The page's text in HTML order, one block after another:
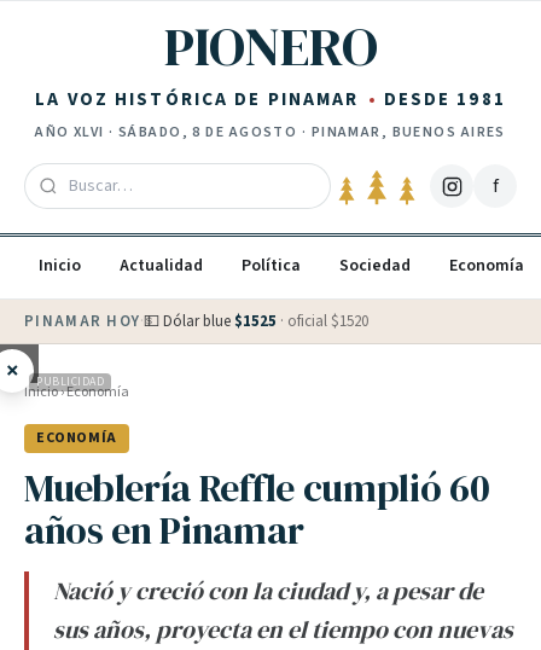
PIONERO
LA VOZ HISTÓRICA DE PINAMAR DESDE 1981
AÑO XLVI · SÁBADO, 8 DE AGOSTO · PINAMAR, BUENOS AIRES
f
Inicio Actualidad Política Sociedad Economía
PINAMAR HOY·💵 Dólar blue $1525 · oficial $1520
× PUBLICIDAD
Inicio›Economía
ECONOMÍA
Mueblería Reffle cumplió 60
años en Pinamar
Nació y creció con la ciudad y, a pesar de
sus años, proyecta en el tiempo con nuevas